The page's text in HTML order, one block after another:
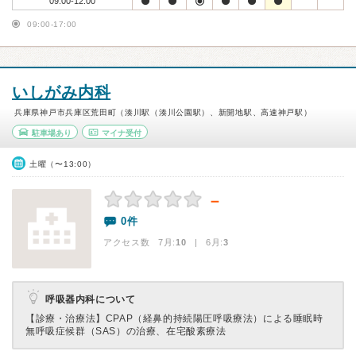
09:00-17:00
いしがみ内科
兵庫県神戸市兵庫区荒田町（湊川駅（湊川公園駅）、新開地駅、高速神戸駅）
駐車場あり マイナ受付
土曜（〜13:00）
－
0件
アクセス数 7月:10 | 6月:3
呼吸器内科について
【診療・治療法】 CPAP（経鼻的持続陽圧呼吸療法）による睡眠時
無呼吸症候群（SAS）の治療、在宅酸素療法